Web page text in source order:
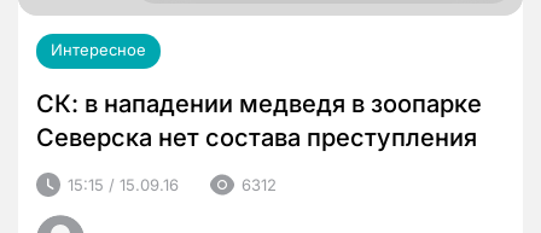
Интересное
СК: в нападении медведя в зоопарке
Северска нет состава преступления
15:15 / 15.09.16 6312